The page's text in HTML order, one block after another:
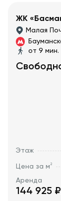
ЖК
Малая
от 9 мин.
Этаж
Цена за м2
Аренда
144 925